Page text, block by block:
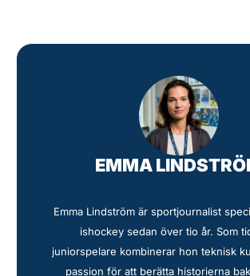
EMMA
Emma Lindström är sportjournalist
ishockey sedan över tio år. Som
juniorspelare kombinerar hon teknisk
passion för att berätta historierna